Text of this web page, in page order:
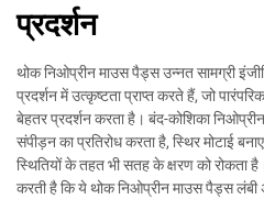
प्रदर्शन
थोक निओप्रीन माउस पैड्स उन्नत सामग्री
प्रदर्शन में उत्कृष्टता प्राप्त करते हैं, जो
बेहतर प्रदर्शन करता है। बंद-कोशिका
संपीड़न का प्रतिरोध करता है, स्थिर मोटाई
स्थितियों के तहत भी सतह के क्षरण को रोकता
करती है कि ये थोक निओप्रीन माउस पैड्स